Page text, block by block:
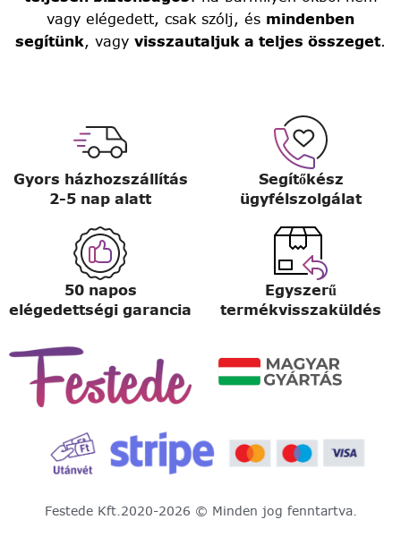
vagy elégedett, csak szólj, és mindenben
segítünk, vagy visszautaljuk a teljes összeget.
Gyors házhozszállítás
2-5 nap alatt
Segítőkész
ügyfélszolgálat
50 napos
elégedettségi garancia
Egyszerű
termékvisszaküldés
Festede Kft.2020-2026 © Minden jog fenntartva.